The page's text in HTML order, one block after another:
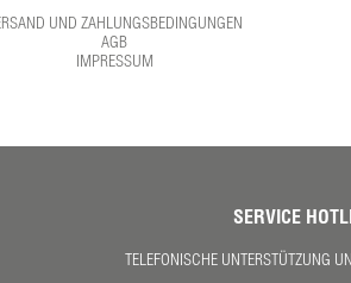
UND ZAHLUNGSBEDINGUNGEN
AGB
IMPRESSUM
SERVICE
TELEFONISCHE UNTERSTÜTZUNG